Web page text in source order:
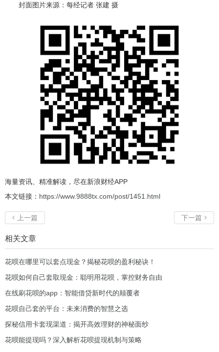
封面图片来源：每经记者 张建 摄
海量资讯、精准解读，尽在新浪财经APP
本文链接： https://www.9888tx.com/post/1451.html
 上一篇 下一篇 
相关文章
花呗在哪里可以套点现金？揭秘花呗的盈利秘诀！
花呗如何自己套取现金：聪明用花呗，掌控财务自由
在线刷花呗的app：智能借贷新时代的颠覆者
花呗自己套的平台：未来消费的智慧之选
探秘信用卡套现渠道：揭开高效理财的神秘面纱
花呗能提现吗？深入解析花呗提现机制与策略